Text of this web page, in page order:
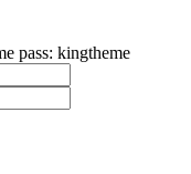
pass: kingtheme